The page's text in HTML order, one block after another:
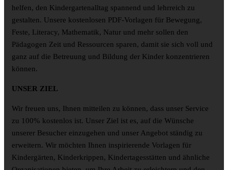
helfen, den Kindergartenalltag spannend und lehrreich zu
gestalten. Unsere kostenlosen PDF-Vorlagen für Bewegung,
Feste, Literacy, Mathematik, Natur und mehr sollen den
Pädagogen Zeit und Ressourcen sparen, damit sie sich voll und
ganz auf die Betreuung und Bildung der Kinder konzentrieren
können.
UNSER ZIEL
Wir freuen uns, Ihnen mitteilen zu können, dass unser Service
zu 100% kostenlos ist. Unser Ziel ist es, auf die Wünsche
unserer Besucher einzugehen und unser Angebot ständig zu
erweitern. Wir möchten Ihnen inspirierende Vorlagen für
Kindergärten, Kinderkrippen, Kindertagesstätten und ähnliche